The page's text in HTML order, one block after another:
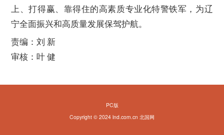
上、打得赢、靠得住的高素质专业化特警铁军，为辽
宁全面振兴和高质量发展保驾护航。
责编：刘 新
审核：叶 健
PC版
Copyright © 2024 lnd.com.cn 北国网